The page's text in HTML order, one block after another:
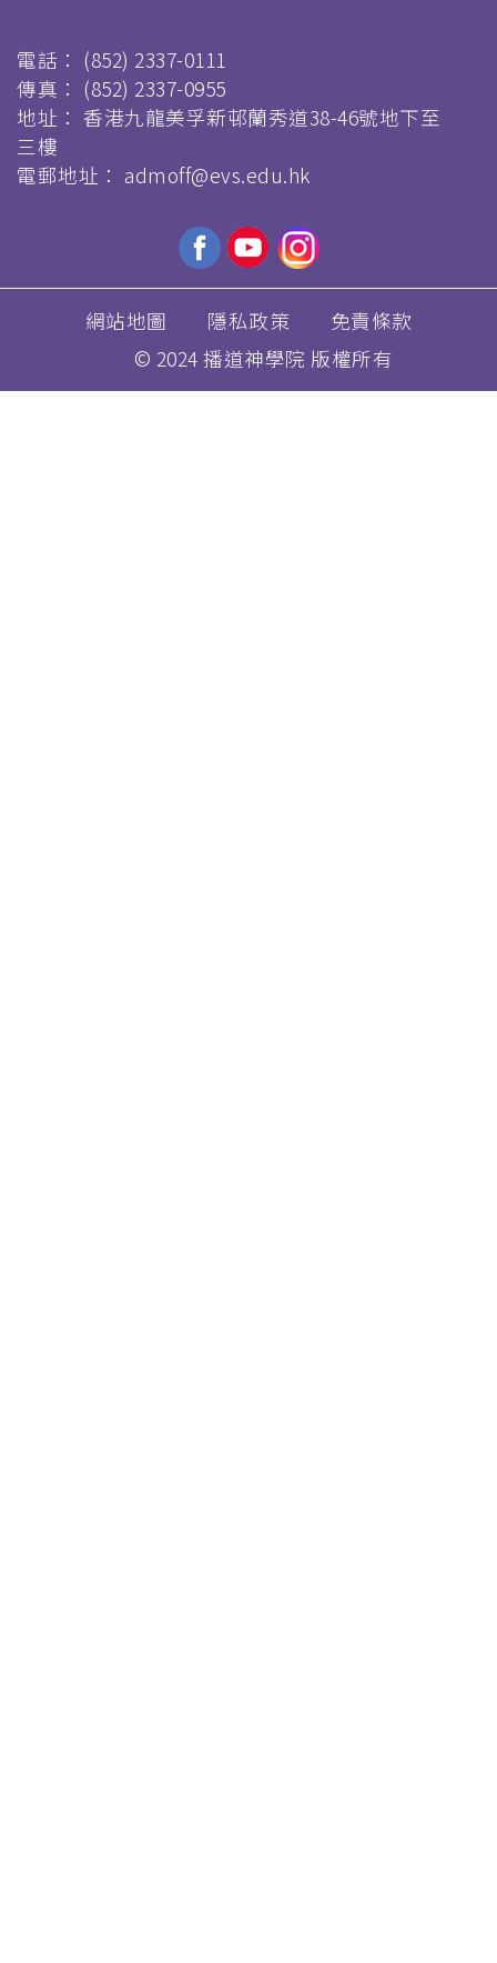
電話： (852) 2337-0111
傳真： (852) 2337-0955
地址： 香港九龍美孚新邨蘭秀道38-46號地下至
三樓
電郵地址： admoff@evs.edu.hk
網站地圖 隱私政策
免責條款
© 2024 播道神學院 版權所有